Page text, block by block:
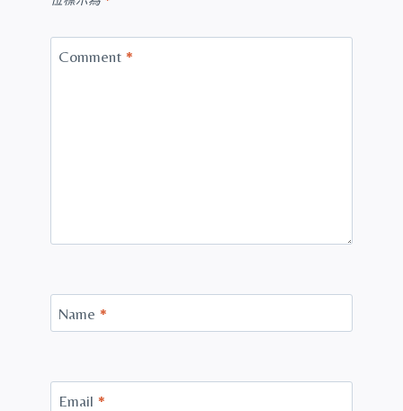
Comment *
Name *
Email *